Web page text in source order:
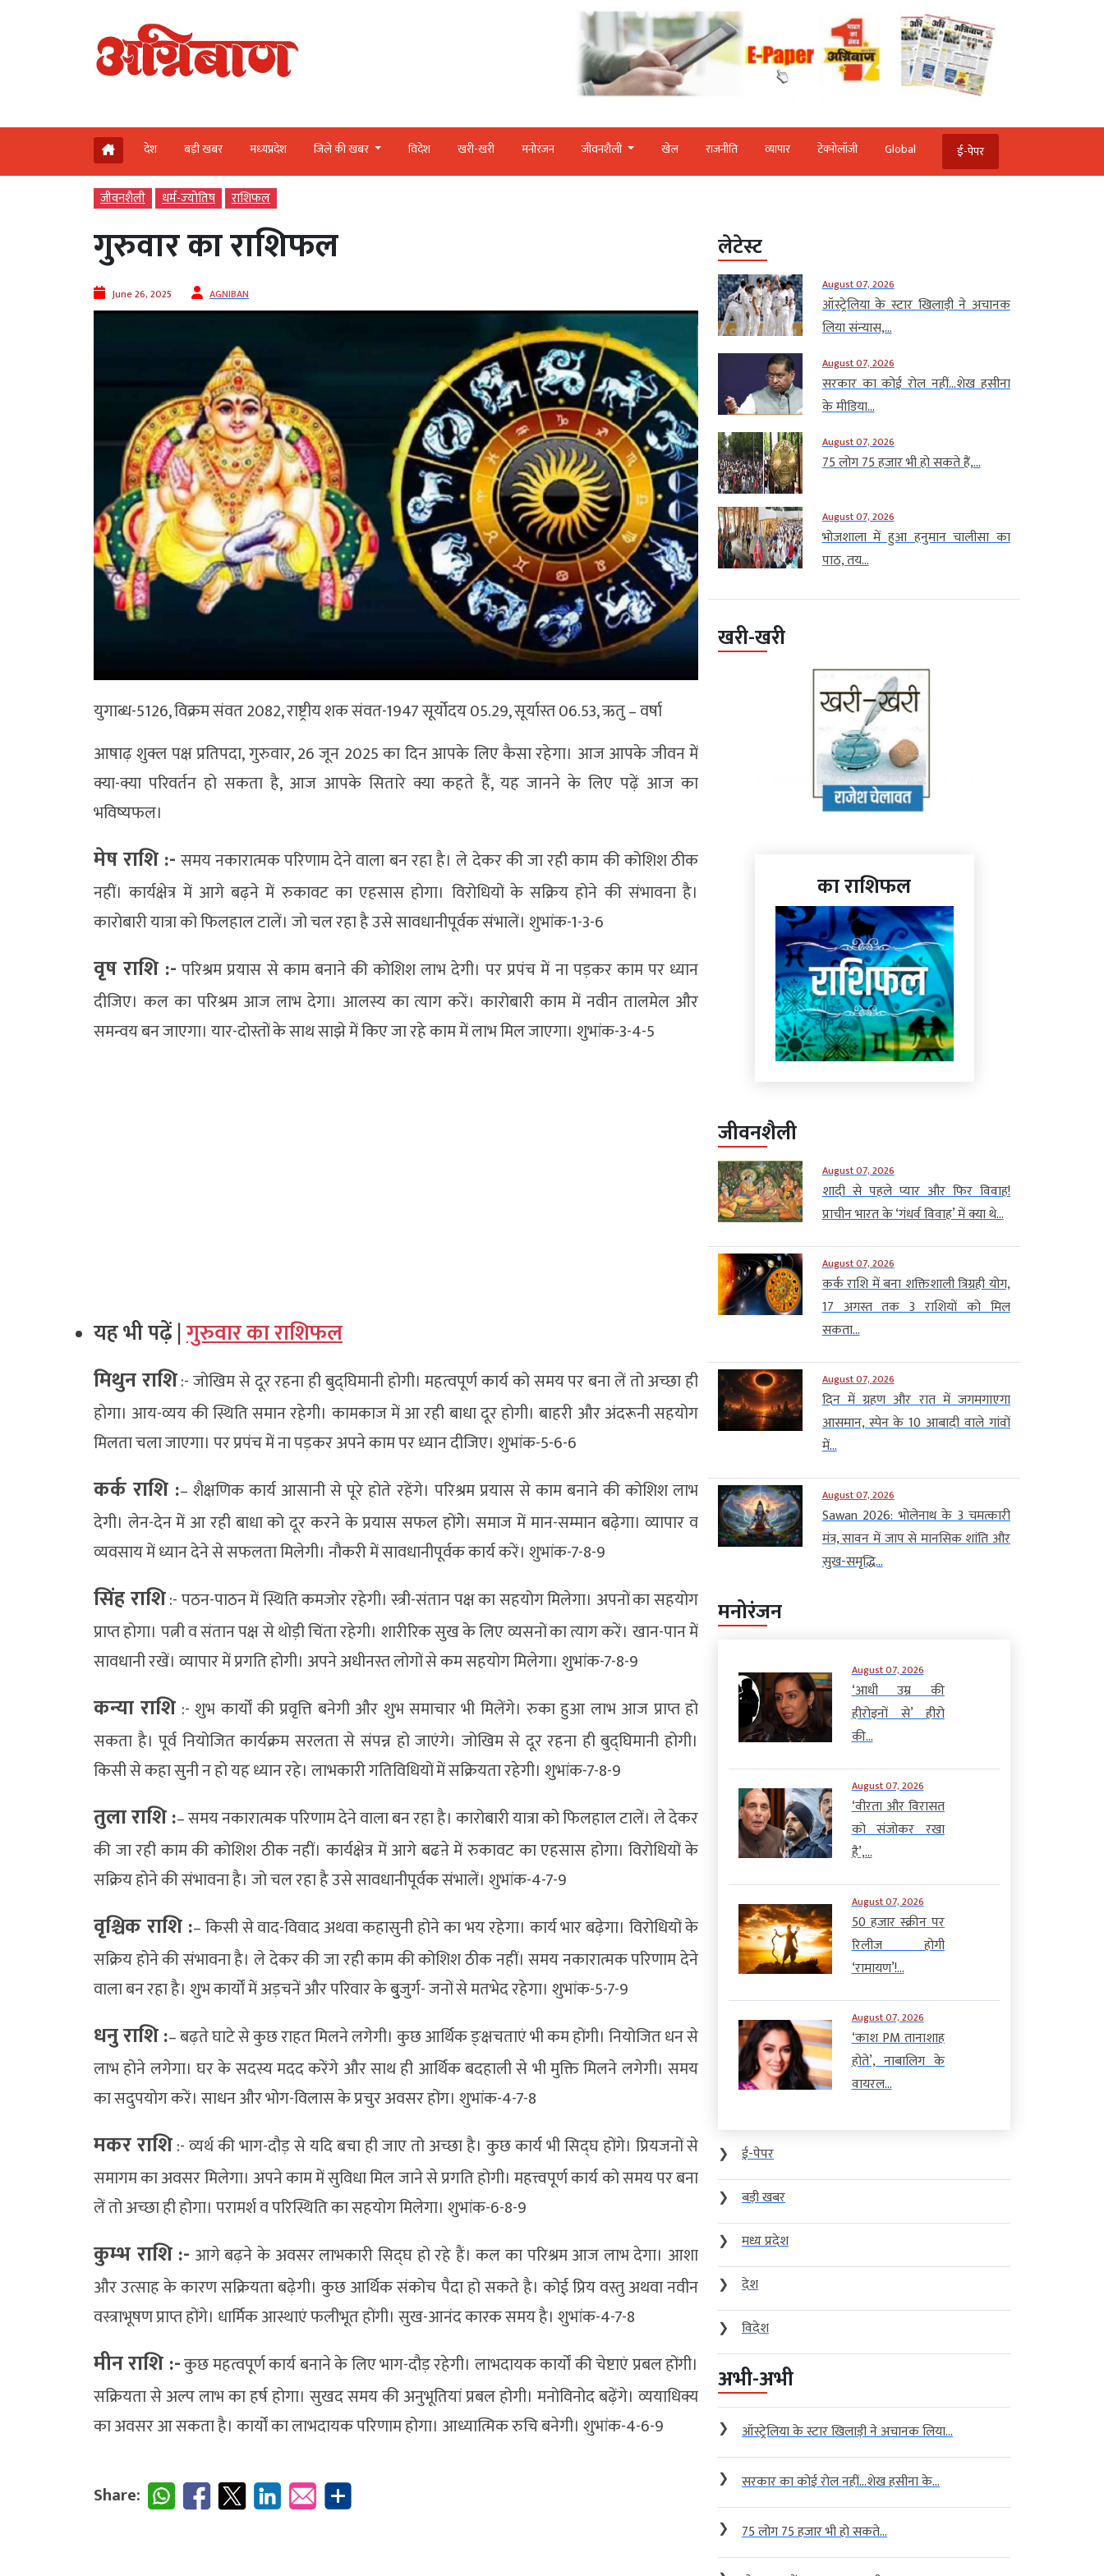
देश बड़ी खबर मध्‍यप्रदेश जिले की खबर विदेश खरी-खरी मनोरंजन जीवनशैली खेल राजनीति व्‍यापार टेक्‍नोलॉजी Global ई-पेपर
जीवनशैली धर्म-ज्‍योतिष राशिफल
गुरुवार का राशिफल
June 26, 2025 AGNIBAN
युगाब्ध-5126, विक्रम संवत 2082, राष्ट्रीय शक संवत-1947 सूर्योदय 05.29, सूर्यास्त 06.53, ऋतु – वर्षा
आषाढ़ शुक्ल पक्ष प्रतिपदा, गुरुवार, 26 जून 2025 का दिन आपके लिए कैसा रहेगा। आज आपके जीवन में
क्या-क्या परिवर्तन हो सकता है, आज आपके सितारे क्या कहते हैं, यह जानने के लिए पढ़ें आज का
भविष्यफल।
मेष राशि :- समय नकारात्मक परिणाम देने वाला बन रहा है। ले देकर की जा रही काम की कोशिश ठीक
नहीं। कार्यक्षेत्र में आगे बढ़ने में रुकावट का एहसास होगा। विरोधियों के सक्रिय होने की संभावना है।
कारोबारी यात्रा को फिलहाल टालें। जो चल रहा है उसे सावधानीपूर्वक संभालें। शुभांक-1-3-6
वृष राशि :- परिश्रम प्रयास से काम बनाने की कोशिश लाभ देगी। पर प्रपंच में ना पड़कर काम पर ध्यान
दीजिए। कल का परिश्रम आज लाभ देगा। आलस्य का त्याग करें। कारोबारी काम में नवीन तालमेल और
समन्वय बन जाएगा। यार-दोस्तों के साथ साझे में किए जा रहे काम में लाभ मिल जाएगा। शुभांक-3-4-5
यह भी पढ़ें |गुरुवार का राशिफल
मिथुन राशि:- जोखिम से दूर रहना ही बुद्घिमानी होगी। महत्वपूर्ण कार्य को समय पर बना लें तो अच्छा ही
होगा। आय-व्यय की स्थिति समान रहेगी। कामकाज में आ रही बाधा दूर होगी। बाहरी और अंदरूनी सहयोग
मिलता चला जाएगा। पर प्रपंच में ना पड़कर अपने काम पर ध्यान दीजिए। शुभांक-5-6-6
कर्क राशि :– शैक्षणिक कार्य आसानी से पूरे होते रहेंगे। परिश्रम प्रयास से काम बनाने की कोशिश लाभ
देगी। लेन-देन में आ रही बाधा को दूर करने के प्रयास सफल होंगेे। समाज में मान-सम्मान बढ़ेगा। व्यापार व
व्यवसाय में ध्यान देने से सफलता मिलेगी। नौकरी में सावधानीपूर्वक कार्य करें। शुभांक-7-8-9
सिंह राशि:- पठन-पाठन में स्थिति कमजोर रहेगी। स्त्री-संतान पक्ष का सहयोग मिलेगा। अपनों का सहयोग
प्राप्त होगा। पत्नी व संतान पक्ष से थोड़ी चिंता रहेगी। शारीरिक सुख के लिए व्यसनों का त्याग करें। खान-पान में
सावधानी रखें। व्यापार में प्रगति होगी। अपने अधीनस्त लोगों से कम सहयोग मिलेगा। शुभांक-7-8-9
कन्या राशि :- शुभ कार्यों की प्रवृत्ति बनेगी और शुभ समाचार भी मिलेंगे। रुका हुआ लाभ आज प्राप्त हो
सकता है। पूर्व नियोजित कार्यक्रम सरलता से संपन्न हो जाएंगे। जोखिम से दूर रहना ही बुद्घिमानी होगी।
किसी से कहा सुनी न हो यह ध्यान रहे। लाभकारी गतिविधियों में सक्रियता रहेगी। शुभांक-7-8-9
तुला राशि :– समय नकारात्मक परिणाम देने वाला बन रहा है। कारोबारी यात्रा को फिलहाल टालें। ले देकर
की जा रही काम की कोशिश ठीक नहीं। कार्यक्षेत्र में आगे बढऩे में रुकावट का एहसास होगा। विरोधियों के
सक्रिय होने की संभावना है। जो चल रहा है उसे सावधानीपूर्वक संभालें। शुभांक-4-7-9
वृश्चिक राशि :– किसी से वाद-विवाद अथवा कहासुनी होने का भय रहेगा। कार्य भार बढ़ेगा। विरोधियों के
सक्रिय होने की संभावना है। ले देकर की जा रही काम की कोशिश ठीक नहीं। समय नकारात्मक परिणाम देने
वाला बन रहा है। शुभ कार्यों में अड़चनें और परिवार के बुुजुर्ग- जनों से मतभेद रहेगा। शुभांक-5-7-9
धनु राशि :– बढ़ते घाटे से कुछ राहत मिलने लगेगी। कुछ आर्थिक ङ्क्षचताएं भी कम होंगी। नियोजित धन से
लाभ होने लगेगा। घर के सदस्य मदद करेंगे और साथ ही आर्थिक बदहाली से भी मुक्ति मिलने लगेगी। समय
का सदुपयोग करें। साधन और भोग-विलास के प्रचुर अवसर होंग। शुभांक-4-7-8
मकर राशि:- व्यर्थ की भाग-दौड़ से यदि बचा ही जाए तो अच्छा है। कुछ कार्य भी सिद्घ होंगे। प्रियजनों से
समागम का अवसर मिलेगा। अपने काम में सुविधा मिल जाने से प्रगति होगी। महत्त्वपूर्ण कार्य को समय पर बना
लें तो अच्छा ही होगा। परामर्श व परिस्थिति का सहयोग मिलेगा। शुभांक-6-8-9
कुम्भ राशि :- आगे बढ़ने के अवसर लाभकारी सिद्घ हो रहे हैं। कल का परिश्रम आज लाभ देगा। आशा
और उत्साह के कारण सक्रियता बढ़ेगी। कुछ आर्थिक संकोच पैदा हो सकते है। कोई प्रिय वस्तु अथवा नवीन
वस्त्राभूषण प्राप्त होंगे। धार्मिक आस्थाएं फलीभूत होंगी। सुख-आनंद कारक समय है। शुभांक-4-7-8
मीन राशि :-कुछ महत्वपूर्ण कार्य बनाने के लिए भाग-दौड़ रहेगी। लाभदायक कार्यों की चेष्टाएं प्रबल होंगी।
सक्रियता से अल्प लाभ का हर्ष होगा। सुखद समय की अनुभूतियां प्रबल होगी। मनोविनोद बढ़ेंगे। व्ययाधिक्य
का अवसर आ सकता है। कार्यों का लाभदायक परिणाम होगा। आध्यात्मिक रुचि बनेगी। शुभांक-4-6-9
Share:
लेटेस्ट
August 07, 2026
ऑस्ट्रेलिया के स्टार खिलाड़ी ने अचानक
लिया संन्यास,...
August 07, 2026
सरकार का कोई रोल नहीं…शेख हसीना
के मीडिया...
August 07, 2026
75 लोग 75 हजार भी हो सकते हैं,...
August 07, 2026
भोजशाला में हुआ हनुमान चालीसा का
पाठ, तय...
खरी-खरी
का राशिफल
जीवनशैली
August 07, 2026
शादी से पहले प्यार और फिर विवाह!
प्राचीन भारत के ‘गंधर्व विवाह’ में क्या थे...
August 07, 2026
कर्क राशि में बना शक्तिशाली त्रिग्रही योग,
17 अगस्त तक 3 राशियों को मिल
सकता...
August 07, 2026
दिन में ग्रहण और रात में जगमगाएगा
आसमान, स्पेन के 10 आबादी वाले गांवों
में...
August 07, 2026
Sawan 2026: भोलेनाथ के 3 चमत्कारी
मंत्र, सावन में जाप से मानसिक शांति और
सुख-समृद्धि...
मनोरंजन
August 07, 2026
‘आधी उम्र की
हीरोइनों से’ हीरो
की...
August 07, 2026
‘वीरता और विरासत
को संजोकर रखा
है’,...
August 07, 2026
50 हजार स्क्रीन पर
रिलीज होगी
‘रामायण’!...
August 07, 2026
‘काश PM तानाशाह
होते’, नाबालिग के
वायरल...
❯
ई-पेपर
❯
बड़ी खबर
❯
मध्य प्रदेश
❯
देश
❯
विदेश
अभी-अभी
❯ ऑस्ट्रेलिया के स्टार खिलाड़ी ने अचानक लिया...
❯ सरकार का कोई रोल नहीं…शेख हसीना के...
❯ 75 लोग 75 हजार भी हो सकते...